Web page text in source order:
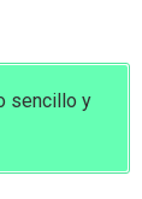
sencillo y